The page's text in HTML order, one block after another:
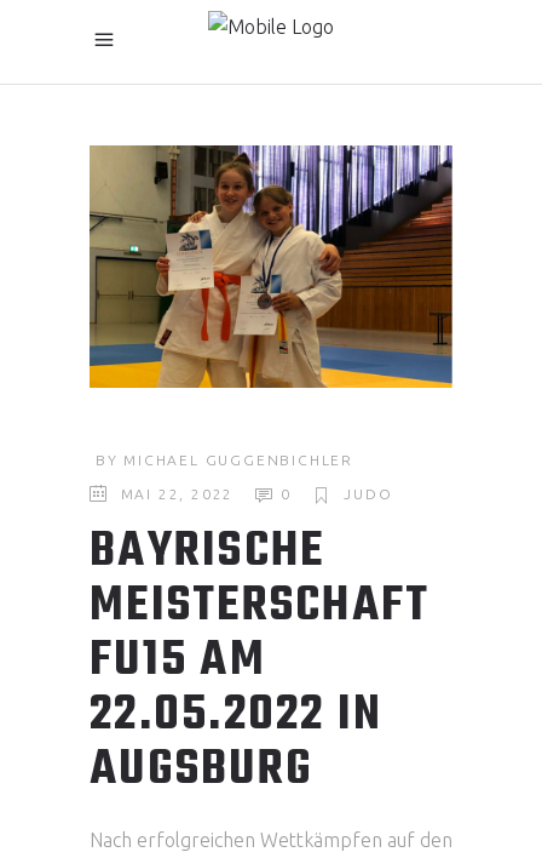
BY MICHAEL GUGGENBICHLER
MAI 22, 2022 0 JUDO
BAYRISCHE
MEISTERSCHAFT
FU15 AM
22.05.2022 IN
AUGSBURG
Nach erfolgreichen Wettkämpfen auf den